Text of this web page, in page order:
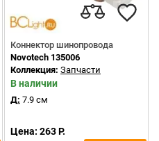
Коннектор шинопровода
Novotech 135006
Коллекция: Запчасти
В наличии
Д: 7.9 см
Цена: 263 Р.